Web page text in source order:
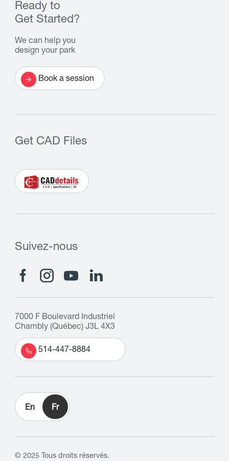
Ready to
Get Started?
We can help you
design your park
Book a session
Get CAD Files
Suivez-nous
7000 F Boulevard Industriel
Chambly (Québec) J3L 4X3
514-447-8884
En Fr
© 2025 Tous droits réservés.